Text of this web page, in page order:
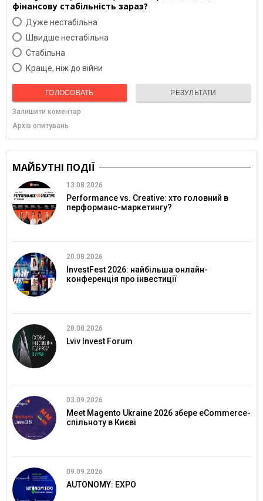
фінансову стабільність зараз?
Дуже нестабільна
Швидше нестабільна
Cтабільна
Краще, ніж до війни
ГОЛОСОВАТЬ РЕЗУЛЬТАТИ
Залишити коментар
Архів опитувань
МАЙБУТНІ ПОДІЇ
13.08.2026
Performance vs. Creative: хто головний в
перформанс-маркетингу?
20.08.2026
InvestFest 2026: найбільша онлайн-
конференція про інвестиції
28.08.2026
Lviv Invest Forum
03.09.2026
Meet Magento Ukraine 2026 збере eCommerce-
спільноту в Києві
09.09.2026
AUTONOMY: EXPO